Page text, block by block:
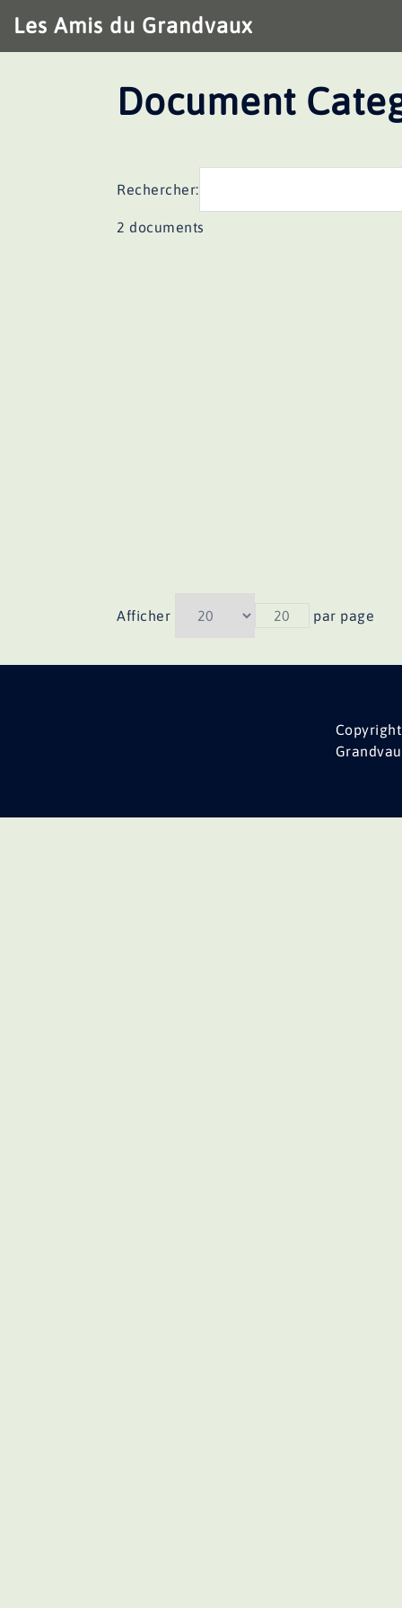
au
contenu
Les Amis du Grandvaux
Document
Rechercher:
2 documents
Afficher 20 par page